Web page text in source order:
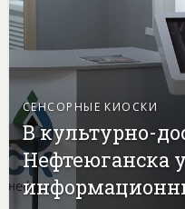
СЕНСОРНЫЕ КИОСКИ
В культурно-
Нефтеюганска